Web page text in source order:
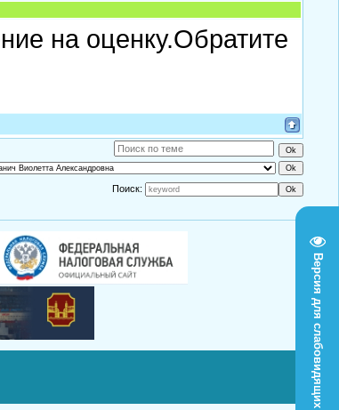
Версия для слабовидящих
на оценку.Обратите
Поиск: